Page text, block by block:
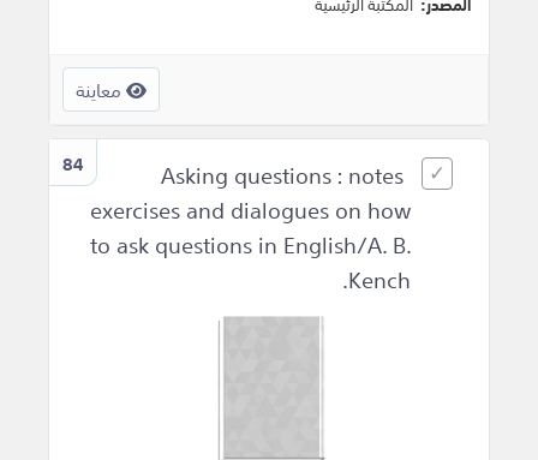
معاينة
84
Asking questions : notes
exercises and dialogues on how
to ask questions in English/A. B.
Kench.